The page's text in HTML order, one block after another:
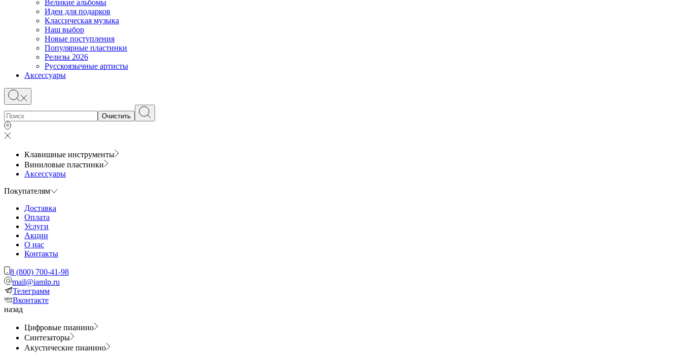
Великие альбомы
Идеи для подарков
Классическая музыка
Наш выбор
Новые поступления
Популярные пластинки
Релизы 2026
Русскоязычные артисты
Аксессуары
Очистить
Клавишные инструменты
Виниловые пластинки
Аксессуары
Покупателям
Доставка
Оплата
Услуги
Акции
О нас
Контакты
8 (800) 700-41-98
mail@iamlp.ru
Телеграмм
Вконтакте
назад
Цифровые пианино
Синтезаторы
Акустические пианино